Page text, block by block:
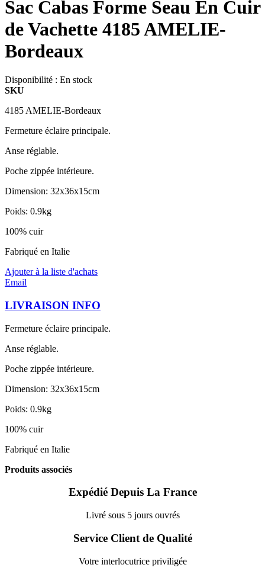
Sac Cabas Forme Seau En Cuir
de Vachette 4185 AMELIE-
Bordeaux
Disponibilité : En stock
SKU
4185 AMELIE-Bordeaux
Fermeture éclaire principale.
Anse réglable.
Poche zippée intérieure.
Dimension: 32x36x15cm
Poids: 0.9kg
100% cuir
Fabriqué en Italie
Ajouter à la liste d'achats
Email
LIVRAISON INFO
Fermeture éclaire principale.
Anse réglable.
Poche zippée intérieure.
Dimension: 32x36x15cm
Poids: 0.9kg
100% cuir
Fabriqué en Italie
Produits associés
Expédié Depuis La France
Livré sous 5 jours ouvrés
Service Client de Qualité
Votre interlocutrice priviligée